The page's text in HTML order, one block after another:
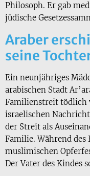
Philosoph. Er gab
jüdische
Araber
seine
Ein neunjähriges
arabischen Stadt
Familienstreit tödlich
israelischen
der Streit als
Familie. Während
muslimischen
Der Vater des Kindes